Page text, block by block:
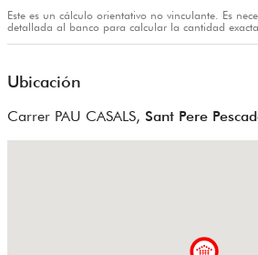
Este es un cálculo orientativo no vinculante. Es
detallada al banco para calcular la cantidad
Ubicación
Carrer PAU CASALS, Sant Pere